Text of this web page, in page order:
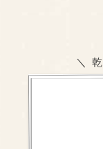
＼